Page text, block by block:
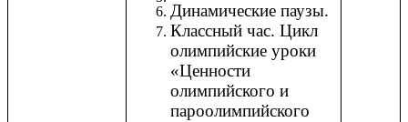
Динамические паузы.
Классный час. Цикл
олимпийские уроки
«Ценности
олимпийского и
пароолимпийского